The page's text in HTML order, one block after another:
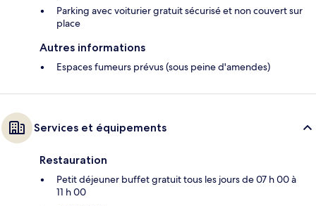
Parking avec voiturier gratuit sécurisé et non couvert sur
place
Autres informations
Espaces fumeurs prévus (sous peine d'amendes)
Services et équipements
Restauration
Petit déjeuner buffet gratuit tous les jours de 07 h 00 à
11 h 00